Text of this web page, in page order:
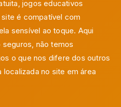
jogos educativos
é compatível com
sensível ao toque. Aqui
não temos
o que nos difere dos outros
no site em área